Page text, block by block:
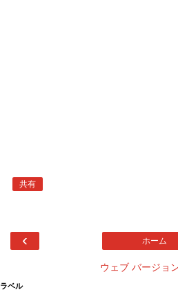
共有
‹ ホーム
ウェブ バージョ
ラベル